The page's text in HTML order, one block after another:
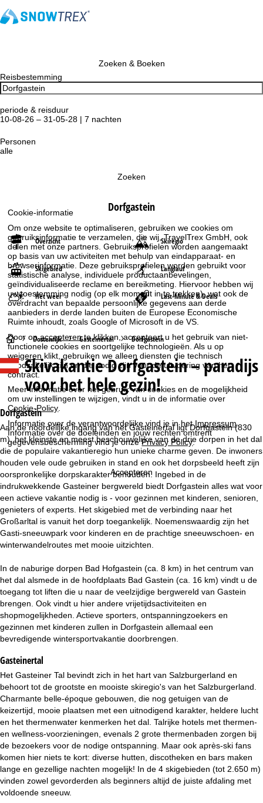
Cookie-informatie
Om onze website te optimaliseren, gebruiken we cookies om
gebruiksinformatie te verzamelen, die wij, TravelTrex GmbH, ook
delen met onze partners. Gebruiksprofielen worden aangemaakt
op basis van uw activiteiten met behulp van eindapparaat- en
browserinformatie. Deze gebruiksprofielen worden gebruikt voor
statistische analyse, individuele productaanbevelingen,
geïndividualiseerde reclame en bereikmeting. Hiervoor hebben wij
uw toestemming nodig (op elk moment in te trekken), wat ook de
overdracht van bepaalde persoonlijke gegevens aan derde
aanbieders in derde landen buiten de Europese Economische
Ruimte inhoudt, zoals Google of Microsoft in de VS.
Door opaccepterente klikken, accepteert u het gebruik van niet-
functionele cookies en soortgelijke technologieën. Als u op
weigeren klikt, gebruiken we alleen diensten die technisch
noodzakelijk zijn en die nodig zijn voor de uitvoering van het
contract.
Meer informatie over het gebruik van cookies en de mogelijkheid
om uw instellingen te wijzigen, vindt u in de informatie over
Cookie-Policy
Informatie over de verantwoordelijke vind je in hetImpressum.
Informatie over de doeleinden en jouw rechten omtrent
gegevensbescherming vind je onzePrivacy Policy.
Accepteren
Zoeken & Boeken
Reisbestemming
periode & reisduur
10-08-26 – 31-05-28 | 7 nachten
Personen
alle
Zoeken
Dorfgastein
Overzicht Skiregio
Skigebied Langlauf
Het weer Last-Minute & Deals
S
t
a
r
t
p
a
g
i
a
Oostenrijk Gasteinertal Dorfgastein
SkivakantieDorfgastein – paradijs
voor het hele gezin!
Dorfgastein
Aan de noordelijke ingang van het Gasteinertal ligt Dorfgastein (830
m), het kleinste en meest beschouwelijke van de drie dorpen in het dal
die de populaire vakantieregio hun unieke charme geven. De inwoners
houden vele oude gebruiken in stand en ook het dorpsbeeld heeft zijn
oorspronkelijke dorpskarakter behouden. Ingebed in de
indrukwekkende Gasteiner bergwereld biedt Dorfgastein alles wat voor
een actieve vakantie nodig is - voor gezinnen met kinderen, senioren,
genieters of experts. Het skigebied met de verbinding naar het
Großarltal is vanuit het dorp toegankelijk. Noemenswaardig zijn het
Gasti-sneeuwpark voor kinderen en de prachtige sneeuwschoen- en
winterwandelroutes met mooie uitzichten.
In de naburige dorpen Bad Hofgastein (ca. 8 km) in het centrum van
het dal alsmede in de hoofdplaats Bad Gastein (ca. 16 km) vindt u de
toegang tot liften die u naar de veelzijdige bergwereld van Gastein
brengen. Ook vindt u hier andere vrijetijdsactiviteiten en
shopmogelijkheden. Actieve sporters, ontspanningzoekers en
gezinnen met kinderen zullen in Dorfgastein allemaal een
bevredigende wintersportvakantie doorbrengen.
Gasteinertal
Het Gasteiner Tal bevindt zich in het hart van Salzburgerland en
behoort tot de grootste en mooiste skiregio's van het Salzburgerland.
Charmante belle-époque gebouwen, die nog getuigen van de
keizertijd, mooie plaatsen met een uitnodigend karakter, heldere lucht
en het thermenwater kenmerken het dal. Talrijke hotels met thermen-
en wellness-voorzieningen, evenals 2 grote thermenbaden zorgen bij
de bezoekers voor de nodige ontspanning. Maar ook après-ski fans
komen hier niets te kort: diverse hutten, discotheken en bars maken
lange en gezellige nachten mogelijk! In de 4 skigebieden (tot 2.650 m)
vinden zowel gevorderden als beginners altijd de juiste afdaling met
voldoende sneeuw.